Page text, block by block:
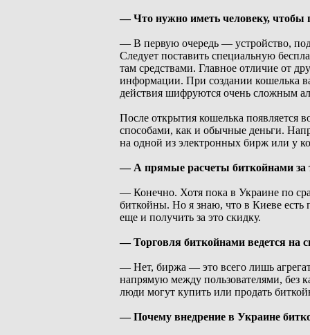
— Что нужно иметь человеку, чтобы
— В первую очередь — устройство,
Следует поставить специальную
там средствами. Главное отличие от
информации. При создании кошелька
действия шифруются очень сложным
После открытия кошелька
способами, как и обычные деньги.
на одной из электронных бирж или у
— А прямые расчеты биткойнами за
— Конечно. Хотя пока в Украине по
биткойны. Но я знаю, что в Киеве есть
еще и получить за это скидку.
— Торговля биткойнами ведется на
— Нет, биржа — это всего лишь
напрямую между пользователями, без
люди могут купить или продать
— Почему внедрение в Украине